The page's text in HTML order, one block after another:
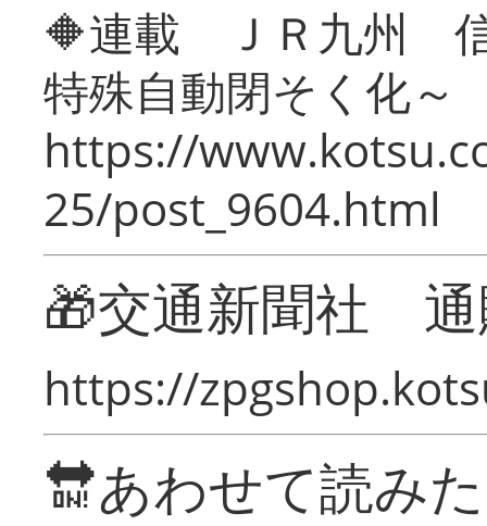
🔶連載 ＪＲ九州 信
特殊自動閉そく化～
https://
25/post_9604.html
🎁交通新聞社
https://
🔛あわせて読み